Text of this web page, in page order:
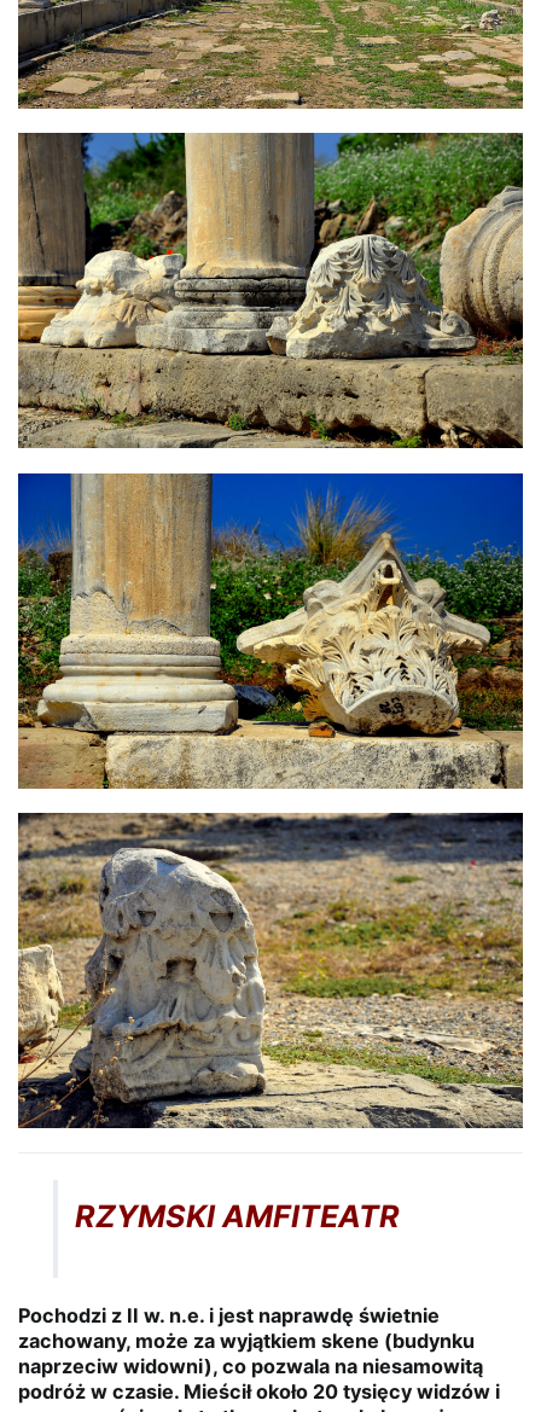
RZYMSKI AMFITEATR
Pochodzi z II w. n.e. i jest naprawdę świetnie
zachowany, może za wyjątkiem skene (budynku
naprzeciw widowni), co pozwala na niesamowitą
podróż w czasie. Mieścił około 20 tysięcy widzów i